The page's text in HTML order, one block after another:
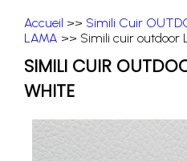
Accueil >> Simili Cuir
LAMA >> Simili cuir outdoor
SIMILI CUIR
WHITE